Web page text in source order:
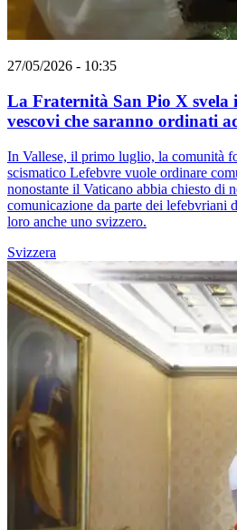
27/05/2026 - 10:35
La Fraternità San Pio X svela
vescovi che saranno ordinati
In Vallese, il primo luglio, la comunità
scismatico Lefebvre vuole ordinare
nonostante il Vaticano abbia chiesto di
comunicazione da parte dei lefebvriani
loro anche uno svizzero.
Svizzera